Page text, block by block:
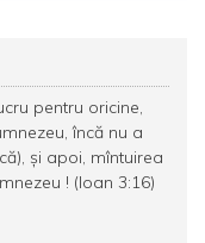
pentru oricine,
încă nu a
şi apoi, mîntuirea
! (Ioan 3:16)